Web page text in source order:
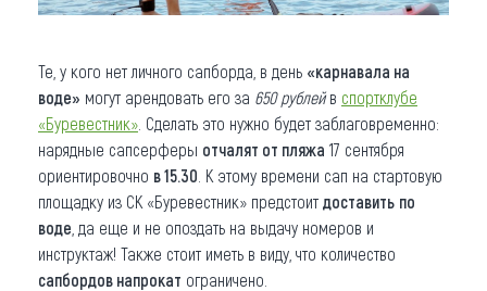
Те, у кого нет личного сапборда, в день «карнавала на
воде» могут арендовать его за 650 рублейв спортклубе
«Буревестник» . Сделать это нужно будет заблаговременно:
нарядные сапсерферы отчалят от пляжа 17 сентября
ориентировочно в 15.30 . К этому времени сап на стартовую
площадку из СК «Буревестник» предстоит доставить по
воде , да еще и не опоздать на выдачу номеров и
инструктаж! Также стоит иметь в виду, что количество
сапбордов напрокат ограничено.